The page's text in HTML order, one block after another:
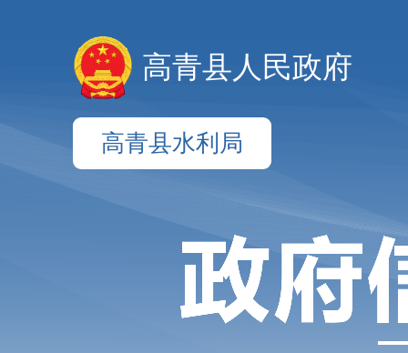
高青县人民政府
高青县水利局